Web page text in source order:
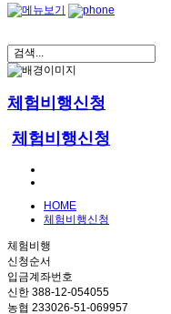
체험비행신청
체험비행신청
HOME
체험비행신청
체험비행
신청순서
입금계좌번호
신한 388-12-054055
농협 233026-51-069957